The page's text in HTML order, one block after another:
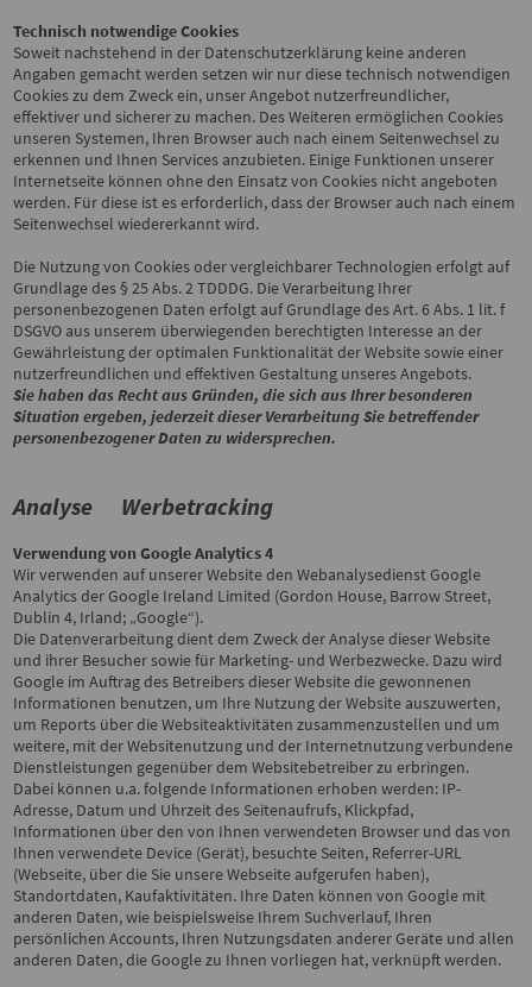
Technisch notwendige Cookies
Soweit nachstehend in der Datenschutzerklärung keine anderen
Angaben gemacht werden setzen wir nur diese technisch notwendigen
Cookies zu dem Zweck ein, unser Angebot nutzerfreundlicher,
effektiver und sicherer zu machen. Des Weiteren ermöglichen Cookies
unseren Systemen, Ihren Browser auch nach einem Seitenwechsel zu
erkennen und Ihnen Services anzubieten. Einige Funktionen unserer
Internetseite können ohne den Einsatz von Cookies nicht angeboten
werden. Für diese ist es erforderlich, dass der Browser auch nach einem
Seitenwechsel wiedererkannt wird.
Die Nutzung von Cookies oder vergleichbarer Technologien erfolgt auf
Grundlage des § 25 Abs. 2 TDDDG. Die Verarbeitung Ihrer
personenbezogenen Daten erfolgt auf Grundlage des Art. 6 Abs. 1 lit. f
DSGVO aus unserem überwiegenden berechtigten Interesse an der
Gewährleistung der optimalen Funktionalität der Website sowie einer
nutzerfreundlichen und effektiven Gestaltung unseres Angebots.
Sie haben das Recht aus Gründen, die sich aus Ihrer besonderen
Situation ergeben, jederzeit dieser Verarbeitung Sie betreffender
personenbezogener Daten zu widersprechen.
Analyse Werbetracking
Verwendung von Google Analytics 4
Wir verwenden auf unserer Website den Webanalysedienst Google
Analytics der Google Ireland Limited (Gordon House, Barrow Street,
Dublin 4, Irland; „Google“).
Die Datenverarbeitung dient dem Zweck der Analyse dieser Website
und ihrer Besucher sowie für Marketing- und Werbezwecke. Dazu wird
Google im Auftrag des Betreibers dieser Website die gewonnenen
Informationen benutzen, um Ihre Nutzung der Website auszuwerten,
um Reports über die Websiteaktivitäten zusammenzustellen und um
weitere, mit der Websitenutzung und der Internetnutzung verbundene
Dienstleistungen gegenüber dem Websitebetreiber zu erbringen.
Dabei können u.a. folgende Informationen erhoben werden: IP-
Adresse, Datum und Uhrzeit des Seitenaufrufs, Klickpfad,
Informationen über den von Ihnen verwendeten Browser und das von
Ihnen verwendete Device (Gerät), besuchte Seiten, Referrer-URL
(Webseite, über die Sie unsere Webseite aufgerufen haben),
Standortdaten, Kaufaktivitäten. Ihre Daten können von Google mit
anderen Daten, wie beispielsweise Ihrem Suchverlauf, Ihren
persönlichen Accounts, Ihren Nutzungsdaten anderer Geräte und allen
anderen Daten, die Google zu Ihnen vorliegen hat, verknüpft werden.